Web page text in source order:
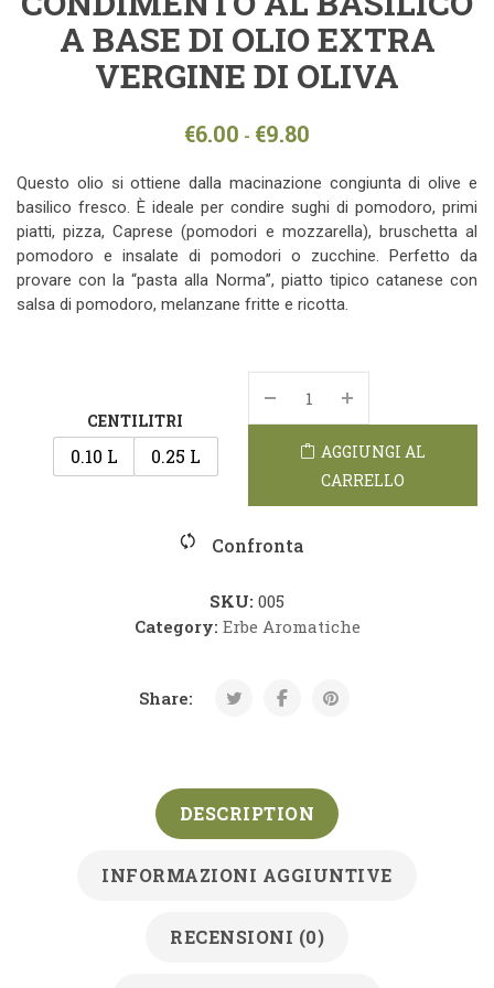
A BASE DI OLIO EXTRA
VERGINE DI OLIVA
€6.00 - €9.80
Questo olio si ottiene dalla macinazione congiunta di olive e
basilico fresco. È ideale per condire sughi di pomodoro, primi
piatti, pizza, Caprese (pomodori e mozzarella), bruschetta al
pomodoro e insalate di pomodori o zucchine. Perfetto da
provare con la “pasta alla Norma”, piatto tipico catanese con
salsa di pomodoro, melanzane fritte e ricotta.
CENTILITRI
0.10 L 0.25 L
AGGIUNGI AL
CARRELLO
Confronta
SKU: 005
Category: Erbe Aromatiche
Share:
DESCRIPTION
INFORMAZIONI AGGIUNTIVE
RECENSIONI (0)